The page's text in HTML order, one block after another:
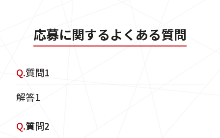
応募に関するよくある質問
Q.質問1
解答1
Q.質問2